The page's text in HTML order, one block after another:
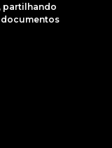
partilhando
documentos